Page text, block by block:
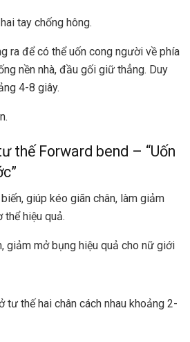
tay chống hông.
ra để có thể uốn cong người về phía
nền nhà, đầu gối giữ thẳng. Duy
4-8 giây.
thế Forward bend – “Uốn
giúp kéo giãn chân, làm giảm
hiệu quả.
giảm mở bụng hiệu quả cho nữ giới
thế hai chân cách nhau khoảng 2-